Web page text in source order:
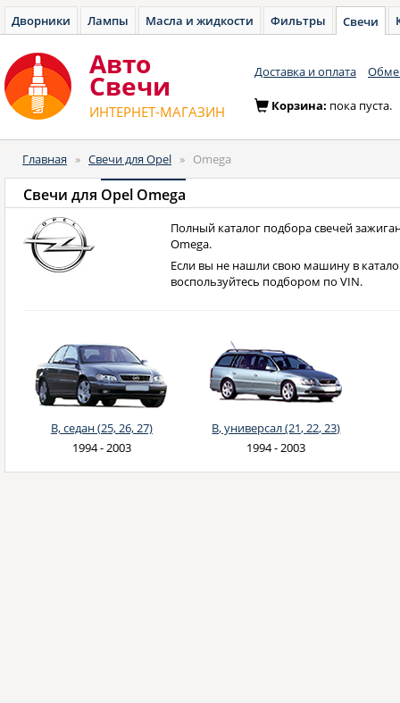
Дворники Лампы Масла и жидкости Фильтры Свечи
Авто
Cвечи
ИНТЕРНЕТ-МАГАЗИН
Доставка и оплата
Корзина: пока пуста.
Главная » Свечи для Opel » Omega
Свечи для Opel Omega
Полный каталог подбора свечей
Omega.
Если вы не нашли свою машину в
воспользуйтесь подбором по VIN.
B, седан (25, 26, 27)
1994 - 2003
B, универсал (21, 22, 23)
1994 - 2003